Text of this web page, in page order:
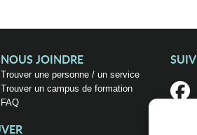
NOUS JOINDRE
Trouver une personne / un service
Trouver un campus de formation
FAQ